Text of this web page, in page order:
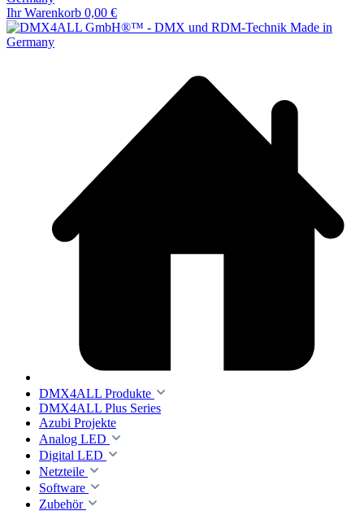
Ihr Warenkorb 0,00 €
DMX4ALL Produkte
DMX4ALL Plus Series
Azubi Projekte
Analog LED
Digital LED
Netzteile
Software
Zubehör